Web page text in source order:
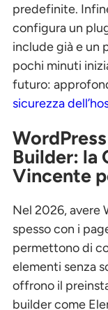
predefinite.
configura un
include già e un
pochi minuti
futuro:
sicurezza
Builder: la
Vincente
Nel 2026, avere
spesso con i
permettono di
elementi senza
offrono il
builder come